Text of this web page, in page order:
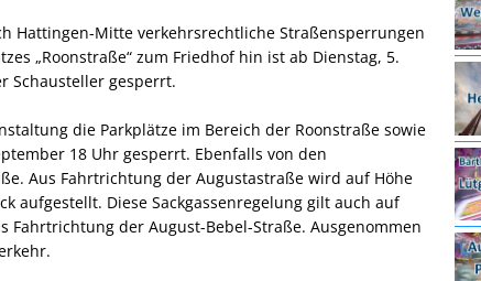
Hattingen-Mitte verkehrsrechtliche Straßensperrungen
„Roonstraße“ zum Friedhof hin ist ab Dienstag, 5.
Schausteller gesperrt.
die Parkplätze im Bereich der Roonstraße sowie
18 Uhr gesperrt. Ebenfalls von den
Aus Fahrtrichtung der Augustastraße wird auf Höhe
aufgestellt. Diese Sackgassenregelung gilt auch auf
Fahrtrichtung der August-Bebel-Straße. Ausgenommen